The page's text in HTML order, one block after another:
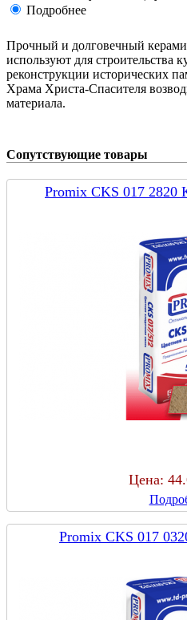
Подробнее
Прочный и долговечный
используют для строительства
реконструкции исторических
Храма Христа-Спасителя
материала.
Сопутствующие товары
Promix CKS 017 2820
Цена:
Promix CKS 017